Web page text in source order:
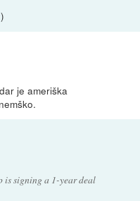
je ameriška
is signing a 1-year deal